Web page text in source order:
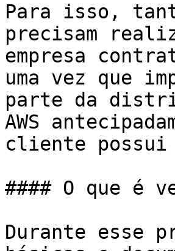
Para isso,
precisam
empresa
uma vez que
parte da
AWS
cliente possui
#### O que é
Durante esse